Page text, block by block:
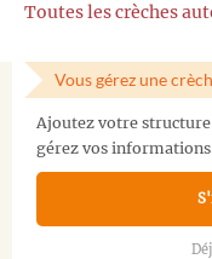
Toutes les crèches
Vous gérez une
Ajoutez votre structure
gérez vos informations